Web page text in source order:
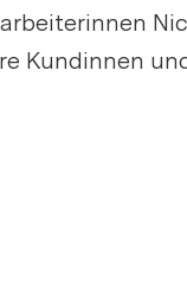
Kundinnen